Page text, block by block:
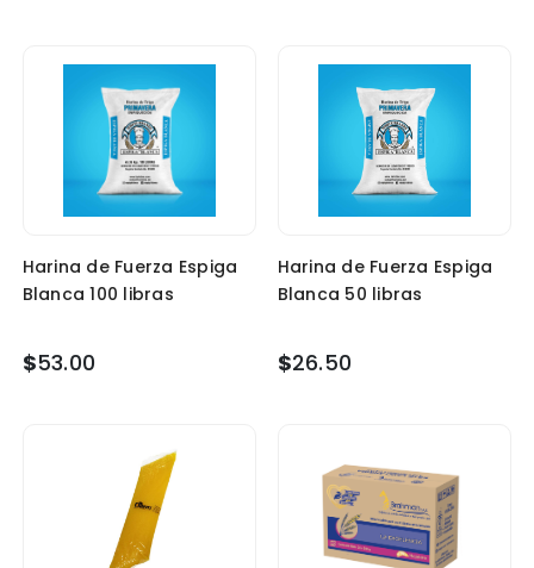
Harina de Fuerza Espiga
Blanca 100 libras
$53.00
Harina de Fuerza Espiga
Blanca 50 libras
$26.50